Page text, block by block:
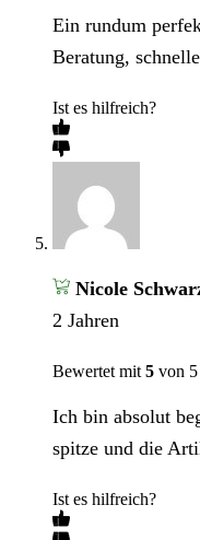
Ein rundum
Beratung,
Ist es hilfreich?
Nicole
2 Jahren
Bewertet mit 5 von 5
Ich bin absolut
spitze und die
Ist es hilfreich?